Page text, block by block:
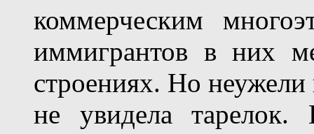
коммерческим
иммигрантов в них
строениях. Но
не увидела